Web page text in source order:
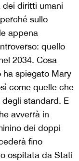
dei diritti umani
sullo
appena
quello
2034. Cosa
ha spiegato Mary
come quelle che
degli standard. E
avverrà in
dei doppi
fino
ospitata da Stati